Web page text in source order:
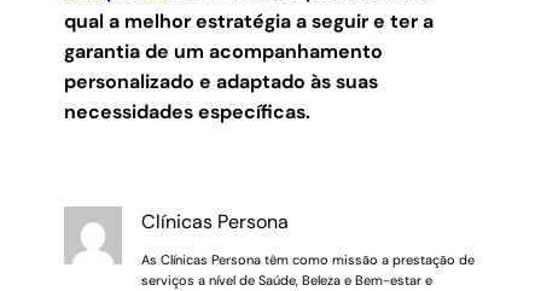
qual a melhor estratégia a seguir e ter a
garantia de um acompanhamento
personalizado e adaptado às suas
necessidades específicas.
Clínicas Persona
As Clínicas Persona têm como missão a prestação de
serviços a nível de Saúde, Beleza e Bem-estar e